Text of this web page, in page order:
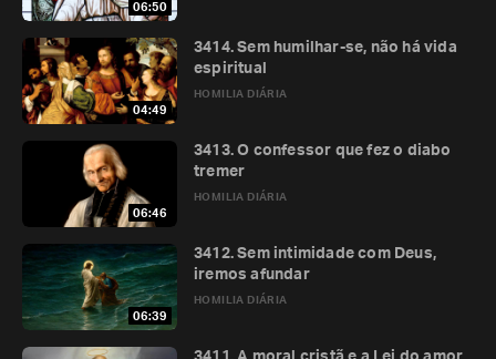
06:50
04:49
HOMILIA DIÁRIA
3414. Sem humilhar-se, não há vida
espiritual
06:46
HOMILIA DIÁRIA
3413. O confessor que fez o diabo
tremer
06:39
HOMILIA DIÁRIA
3412. Sem intimidade com Deus,
iremos afundar